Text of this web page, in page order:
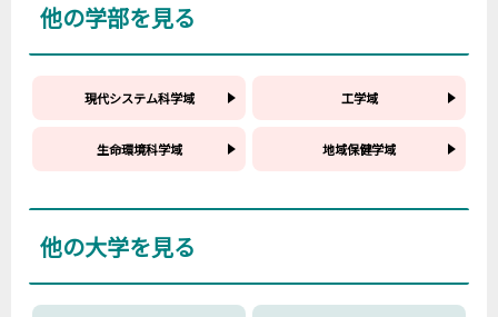
他の学部を見る
現代システム科学域 工学域
生命環境科学域 地域保健学域
他の大学を見る